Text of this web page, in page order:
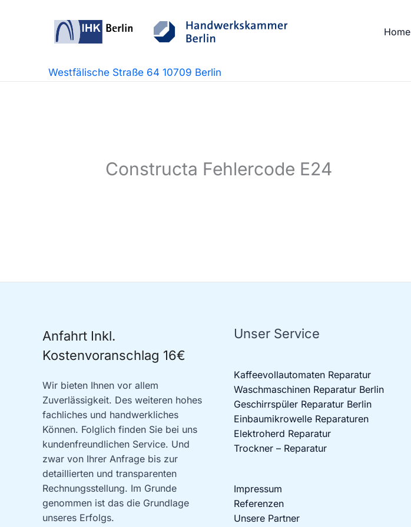
Home
Westfälische Straße 64 10709 Berlin
Constructa Fehlercode E24
Anfahrt Inkl.
Kostenvoranschlag 16€
Wir bieten Ihnen vor allem
Zuverlässigkeit. Des weiteren hohes
fachliches und handwerkliches
Können. Folglich finden Sie bei uns
kundenfreundlichen Service. Und
zwar von Ihrer Anfrage bis zur
detaillierten und transparenten
Rechnungsstellung. Im Grunde
genommen ist das die Grundlage
unseres Erfolgs.
Unser Service
Kaffeevollautomaten Reparatur
Waschmaschinen Reparatur Berlin
Geschirrspüler Reparatur Berlin
Einbaumikrowelle Reparaturen
Elektroherd Reparatur
Trockner – Reparatur
Impressum
Referenzen
Unsere Partner